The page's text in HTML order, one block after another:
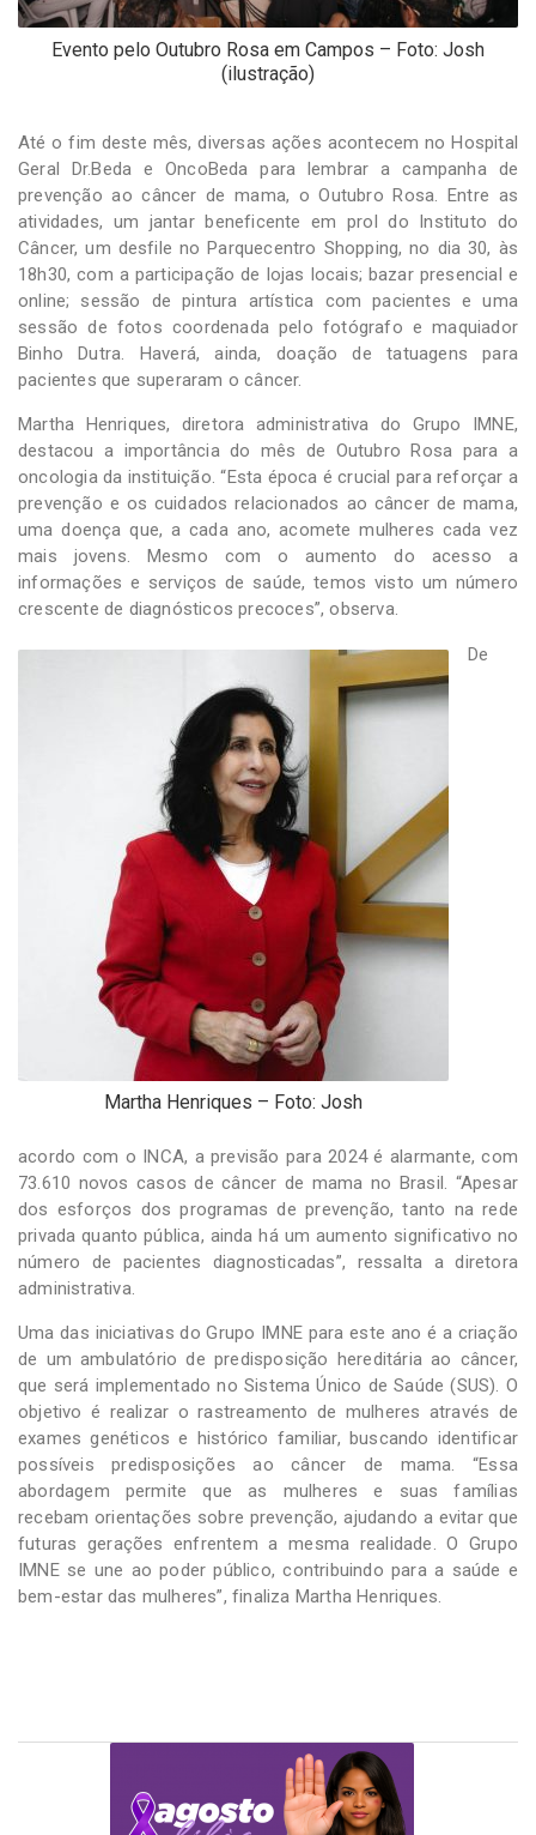
Evento pelo Outubro Rosa em Campos – Foto: Josh
(ilustração)
Até o fim deste mês, diversas ações acontecem no Hospital
Geral Dr.Beda e OncoBeda para lembrar a campanha de
prevenção ao câncer de mama, o Outubro Rosa. Entre as
atividades, um jantar beneficente em prol do Instituto do
Câncer, um desfile no Parquecentro Shopping, no dia 30, às
18h30, com a participação de lojas locais; bazar presencial e
online; sessão de pintura artística com pacientes e uma
sessão de fotos coordenada pelo fotógrafo e maquiador
Binho Dutra. Haverá, ainda, doação de tatuagens para
pacientes que superaram o câncer.
Martha Henriques, diretora administrativa do Grupo IMNE,
destacou a importância do mês de Outubro Rosa para a
oncologia da instituição. “Esta época é crucial para reforçar a
prevenção e os cuidados relacionados ao câncer de mama,
uma doença que, a cada ano, acomete mulheres cada vez
mais jovens. Mesmo com o aumento do acesso a
informações e serviços de saúde, temos visto um número
crescente de diagnósticos precoces”, observa.
Martha Henriques – Foto: Josh
De
acordo com o INCA, a previsão para 2024 é alarmante, com
73.610 novos casos de câncer de mama no Brasil. “Apesar
dos esforços dos programas de prevenção, tanto na rede
privada quanto pública, ainda há um aumento significativo no
número de pacientes diagnosticadas”, ressalta a diretora
administrativa.
Uma das iniciativas do Grupo IMNE para este ano é a criação
de um ambulatório de predisposição hereditária ao câncer,
que será implementado no Sistema Único de Saúde (SUS). O
objetivo é realizar o rastreamento de mulheres através de
exames genéticos e histórico familiar, buscando identificar
possíveis predisposições ao câncer de mama. “Essa
abordagem permite que as mulheres e suas famílias
recebam orientações sobre prevenção, ajudando a evitar que
futuras gerações enfrentem a mesma realidade. O Grupo
IMNE se une ao poder público, contribuindo para a saúde e
bem-estar das mulheres”, finaliza Martha Henriques.